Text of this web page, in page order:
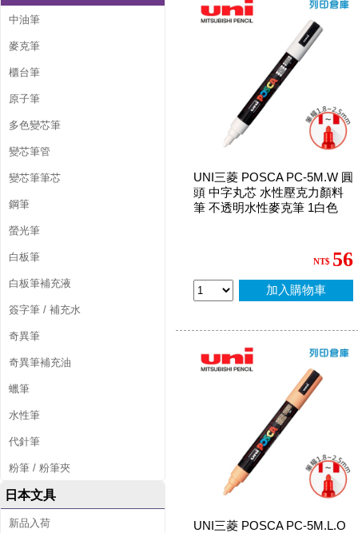
中油筆
麥克筆
櫃台筆
原子筆
多色變芯筆
變芯筆管
變芯筆筆芯
鋼筆
螢光筆
白板筆
白板筆補充液
簽字筆 / 補充水
奇異筆
奇異筆補充油
蠟筆
水性筆
代針筆
粉筆 / 粉筆夾
日本文具
新品入荷
UNI三菱 POSCA PC-5M.W 圓
頭 中字丸芯 水性壓克力顏料
筆 不透明水性麥克筆 1白色
NT$ 56
加入購物車
UNI三菱 POSCA PC-5M.L.O